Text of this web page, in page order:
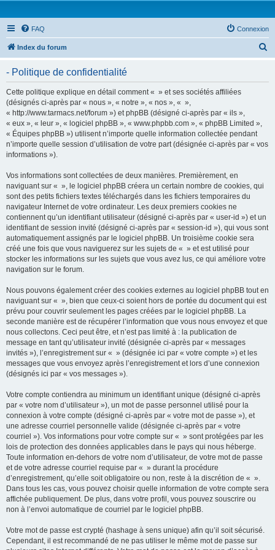
FAQ Connexion
Index du forum
- Politique de confidentialité
Cette politique explique en détail comment « » et ses sociétés affiliées
(désignés ci-après par « nous », « notre », « nos », « »,
« http://www.tarmacs.net/forum ») et phpBB (désigné ci-après par « ils »,
« eux », « leur », « logiciel phpBB », « www.phpbb.com », « phpBB Limited »,
« Équipes phpBB ») utilisent n’importe quelle information collectée pendant
n’importe quelle session d’utilisation de votre part (désignée ci-après par « vos
informations »).
Vos informations sont collectées de deux manières. Premièrement, en
naviguant sur « », le logiciel phpBB créera un certain nombre de cookies, qui
sont des petits fichiers textes téléchargés dans les fichiers temporaires du
navigateur Internet de votre ordinateur. Les deux premiers cookies ne
contiennent qu’un identifiant utilisateur (désigné ci-après par « user-id ») et un
identifiant de session invité (désigné ci-après par « session-id »), qui vous sont
automatiquement assignés par le logiciel phpBB. Un troisième cookie sera
créé une fois que vous naviguerez sur les sujets de « » et est utilisé pour
stocker les informations sur les sujets que vous avez lus, ce qui améliore votre
navigation sur le forum.
Nous pouvons également créer des cookies externes au logiciel phpBB tout en
naviguant sur « », bien que ceux-ci soient hors de portée du document qui est
prévu pour couvrir seulement les pages créées par le logiciel phpBB. La
seconde manière est de récupérer l’information que vous nous envoyez et que
nous collectons. Ceci peut être, et n’est pas limité à : la publication de
message en tant qu’utilisateur invité (désignée ci-après par « messages
invités »), l’enregistrement sur « » (désignée ici par « votre compte ») et les
messages que vous envoyez après l’enregistrement et lors d’une connexion
(désignés ici par « vos messages »).
Votre compte contiendra au minimum un identifiant unique (désigné ci-après
par « votre nom d’utilisateur »), un mot de passe personnel utilisé pour la
connexion à votre compte (désigné ci-après par « votre mot de passe »), et
une adresse courriel personnelle valide (désignée ci-après par « votre
courriel »). Vos informations pour votre compte sur « » sont protégées par les
lois de protection des données applicables dans le pays qui nous héberge.
Toute information en-dehors de votre nom d’utilisateur, de votre mot de passe
et de votre adresse courriel requise par « » durant la procédure
d’enregistrement, qu’elle soit obligatoire ou non, reste à la discrétion de « ».
Dans tous les cas, vous pouvez choisir quelle information de votre compte sera
affichée publiquement. De plus, dans votre profil, vous pouvez souscrire ou
non à l’envoi automatique de courriel par le logiciel phpBB.
Votre mot de passe est crypté (hashage à sens unique) afin qu’il soit sécurisé.
Cependant, il est recommandé de ne pas utiliser le même mot de passe sur